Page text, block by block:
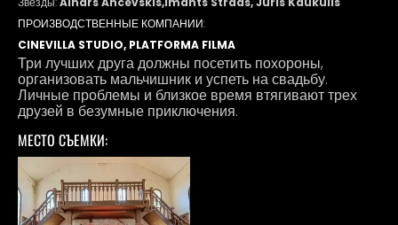
ПРОИЗВОДСТВЕННЫЕ КОМПАНИИ:
CINEVILLA STUDIO, PLATFORMA FILMA
Три лучших друга должны посетить похороны,
организовать мальчишник и успеть на свадьбу.
Личные проблемы и близкое время втягивают трех
друзей в безумные приключения.
МЕСТО СЪЕМКИ: